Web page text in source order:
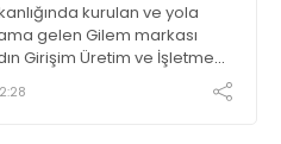
kurulan ve yola
gelen Gilem markası
Girişim Üretim ve İşletme
sertifikalandı. İhracata